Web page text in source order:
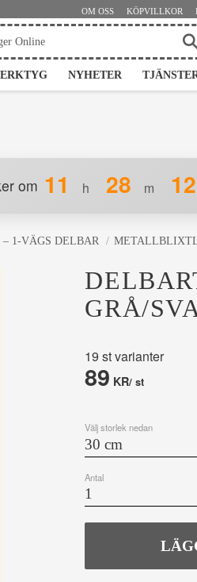
OM OSS KÖPVILLKOR
NYHETER
om 11 h 28 m 11
1-VÄGS DELBAR
GRÅ/
19 st varianter
89 KR/st
Välj storlek nedan
Antal